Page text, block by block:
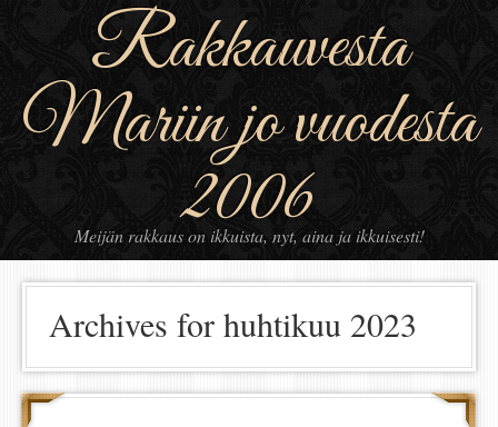
Rakkauvesta
Mariin jo vuodesta
2006
Meijän rakkaus on ikkuista, nyt, aina ja ikkuisesti!
Archives for huhtikuu 2023